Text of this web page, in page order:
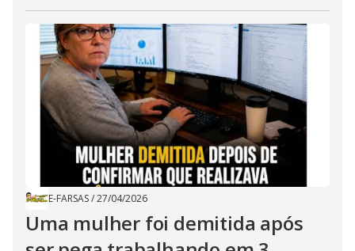
E-FARSAS/27/04/2026
Uma mulher foi demitida após